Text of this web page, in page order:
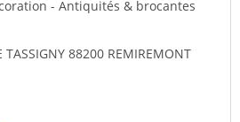
- Antiquités & brocantes
TASSIGNY 88200 REMIREMONT